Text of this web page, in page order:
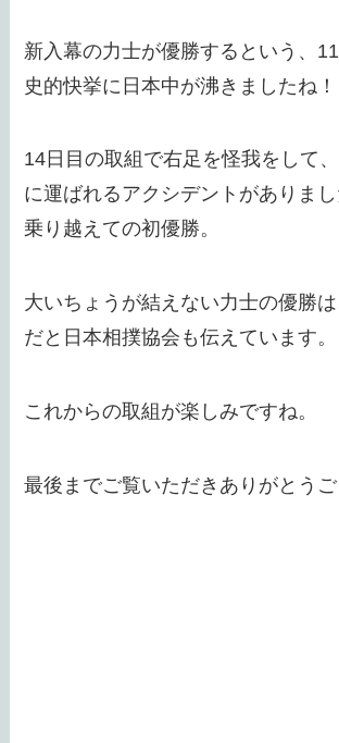
新入幕の力士が優勝するという、
史的快挙に日本中が沸きましたね！
14日目の取組で右足を怪我をして
に運ばれるアクシデントがありま
乗り越えての初優勝。
大いちょうが結えない力士の優勝
だと日本相撲協会も伝えています。
これからの取組が楽しみですね。
最後までご覧いただきありがとうご